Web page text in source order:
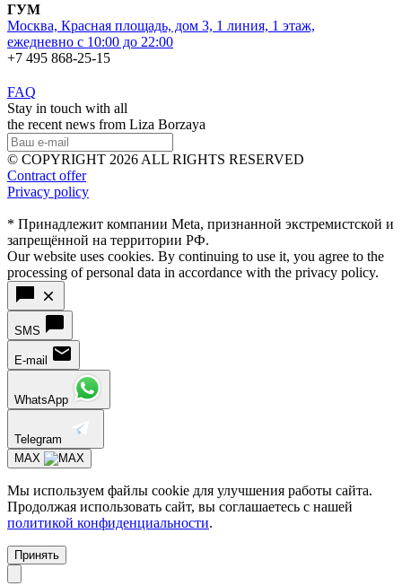
ГУМ
Москва, Красная площадь, дом 3, 1 линия, 1 этаж,
ежедневно с 10:00 до 22:00
+7 495 868-25-15
FAQ
Stay in touch with all
the recent news from Liza Borzaya
© COPYRIGHT 2026 ALL RIGHTS RESERVED
Contract offer
Privacy policy
* Принадлежит компании Meta, признанной экстремистской и
запрещённой на территории РФ.
Our website uses cookies. By continuing to use it, you agree to the
processing of personal data in accordance with the privacy policy.
SMS
E-mail
WhatsApp
Telegram
MAX
Мы используем файлы cookie для улучшения работы сайта.
Продолжая использовать сайт, вы соглашаетесь с нашей
политикой конфиденциальности.
Принять